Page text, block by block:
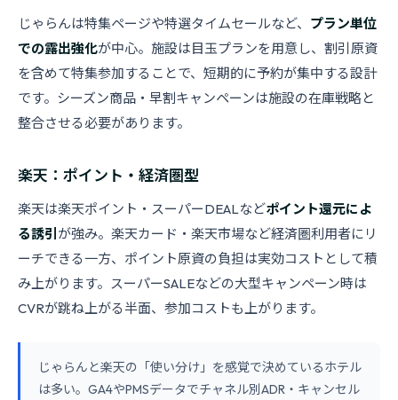
じゃらんは特集ページや特選タイムセールなど、 プラン単位
での露出強化が中心。施設は目玉プランを用意し、割引原資
を含めて特集参加することで、短期的に予約が集中する設計
です。シーズン商品・早割キャンペーンは施設の在庫戦略と
整合させる必要があります。
楽天：ポイント・経済圏型
楽天は楽天ポイント・スーパーDEALなどポイント還元によ
る誘引 が強み。楽天カード・楽天市場など経済圏利用者にリ
ーチできる一方、ポイント原資の負担は実効コストとして積
み上がります。スーパーSALEなどの大型キャンペーン時は
CVRが跳ね上がる半面、参加コストも上がります。
じゃらんと楽天の「使い分け」を感覚で決めているホテル
は多い。GA4やPMSデータでチャネル別ADR・キャンセル